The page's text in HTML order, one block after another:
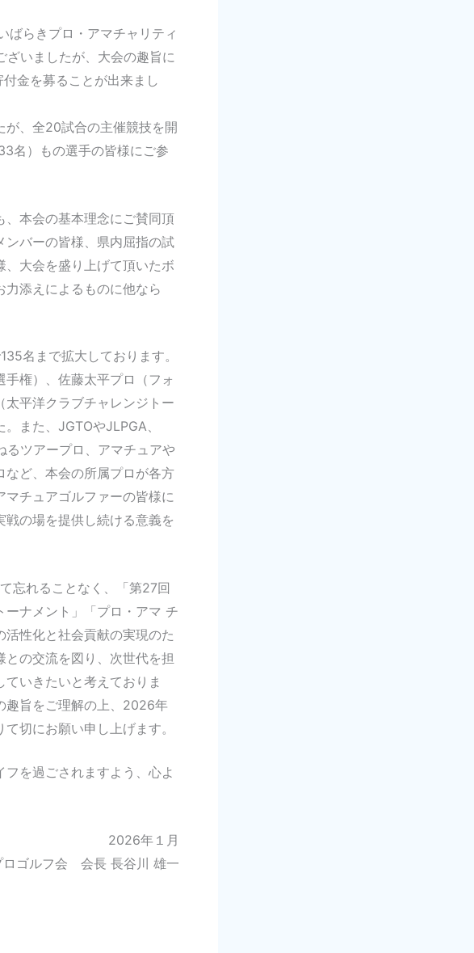
ばらきプロ・アマチャリティ
ざいましたが、大会の趣旨に
金を募ることが出来まし
が、全20試合の主催競技を開
名）もの選手の皆様にご参
、本会の基本理念にご賛同頂
ンバーの皆様、県内屈指の試
大会を盛り上げて頂いたボ
添えによるものに他なら
名まで拡大しております。
権）、佐藤太平プロ（フォ
平洋クラブチャレンジトー
また、JGTOやJLPGA、
るツアープロ、アマチュアや
など、本会の所属プロが各方
チュアゴルファーの皆様に
の場を提供し続ける意義を
忘れることなく、「第27回
ナメント」「プロ・アマ チ
性化と社会貢献の実現のた
の交流を図り、次世代を担
いきたいと考えておりま
趣旨をご理解の上、2026年
切にお願い申し上げます。
を過ごされますよう、心よ
2026年１月
ロゴルフ会 会長 長谷川 雄一